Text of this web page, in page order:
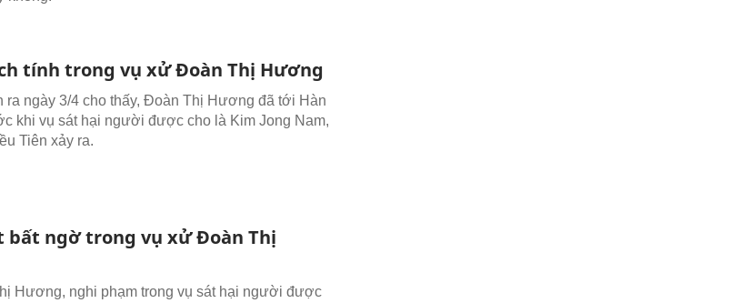
tính trong vụ xử Đoàn Thị Hương
ra ngày 3/4 cho thấy, Đoàn Thị Hương đã tới Hàn
khi vụ sát hại người được cho là Kim Jong Nam,
Tiên xảy ra.
ngờ trong vụ xử Đoàn Thị
Hương, nghi phạm trong vụ sát hại người được